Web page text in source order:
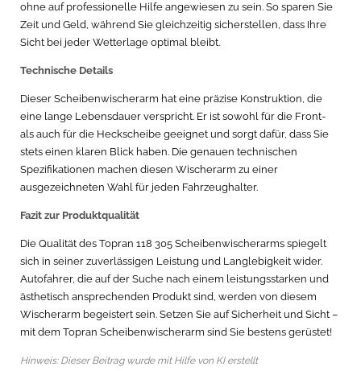
ohne auf professionelle Hilfe angewiesen zu sein. So sparen Sie
Zeit und Geld, während Sie gleichzeitig sicherstellen, dass Ihre
Sicht bei jeder Wetterlage optimal bleibt.
Technische Details
Dieser Scheibenwischerarm hat eine präzise Konstruktion, die
eine lange Lebensdauer verspricht. Er ist sowohl für die Front-
als auch für die Heckscheibe geeignet und sorgt dafür, dass Sie
stets einen klaren Blick haben. Die genauen technischen
Spezifikationen machen diesen Wischerarm zu einer
ausgezeichneten Wahl für jeden Fahrzeughalter.
Fazit zur Produktqualität
Die Qualität des Topran 118 305 Scheibenwischerarms spiegelt
sich in seiner zuverlässigen Leistung und Langlebigkeit wider.
Autofahrer, die auf der Suche nach einem leistungsstarken und
ästhetisch ansprechenden Produkt sind, werden von diesem
Wischerarm begeistert sein. Setzen Sie auf Sicherheit und Sicht –
mit dem Topran Scheibenwischerarm sind Sie bestens gerüstet!
Hinweis: Dieser Beitrag wurde mit Hilfe von KI erstellt